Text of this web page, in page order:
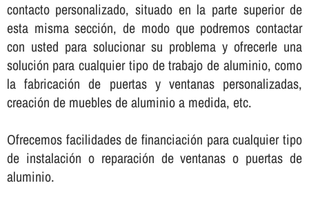
contacto personalizado, situado en la parte superior de
esta misma sección, de modo que podremos contactar
con usted para solucionar su problema y ofrecerle una
solución para cualquier tipo de trabajo de aluminio, como
la fabricación de puertas y ventanas personalizadas,
creación de muebles de aluminio a medida, etc.
Ofrecemos facilidades de financiación para cualquier tipo
de instalación o reparación de ventanas o puertas de
aluminio.